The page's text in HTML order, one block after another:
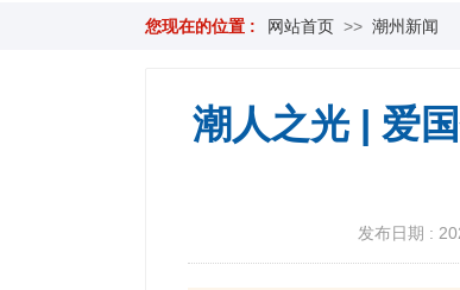
您现在的位置 : 网站首页 >> 潮州新闻
潮人之光 | 爱
发布日期 :